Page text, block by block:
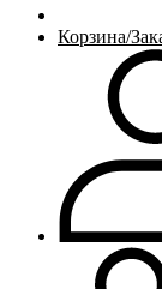
Корзина/